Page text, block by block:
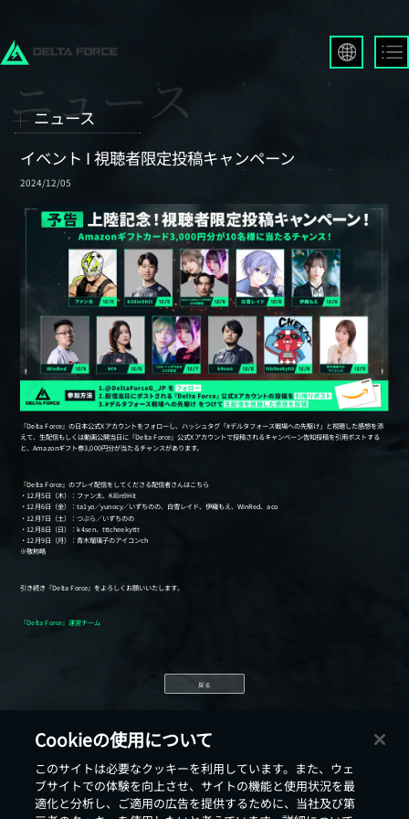
English
Deutsch
繁體中文
Português
한국어
日本語
Türkçe
ニュース
イベント I 視聴者限定投稿キャンペーン
2024/12/05
戻る
Cookieの使用について
このサイトは必要なクッキーを利用しています。また、ウェ
ブサイトでの体験を向上させ、サイトの機能と使用状況を最
適化と分析し、ご適用の広告を提供するために、当社及び第